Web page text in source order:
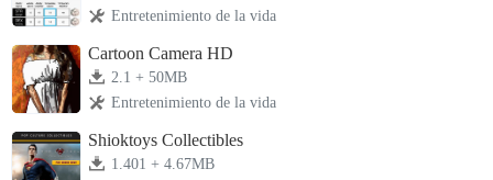
Entretenimiento de la vida
Cartoon Camera HD
2.1 + 50MB
Entretenimiento de la vida
Shioktoys Collectibles
1.401 + 4.67MB